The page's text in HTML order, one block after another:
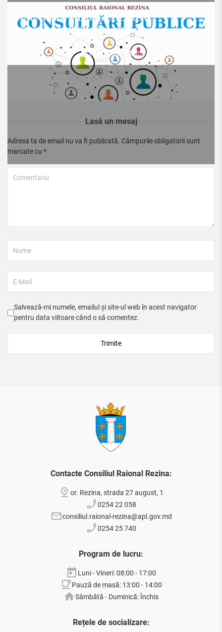
ANUNȚ PRIVIND ORGANIZAREA
CONSULTĂRILOR PUBLICE
15 mai, 2026/ 0
Lasă un mesaj
Adresa ta de email nu va fi publicată. Câmpurile obligatorii sunt
marcate cu *
Salvează-mi numele, emailul și site-ul web în acest navigator
pentru data viitoare când o să comentez.
Contacte Consiliul Raional Rezina:
or. Rezina, strada 27 august, 1
0254 22 058
consiliul.raional-rezina@apl.gov.md
0254 25 740
Program de lucru:
Luni - Vineri: 08:00 - 17:00
Pauză de masă: 13:00 - 14:00
Sâmbătă - Duminică: Închis
Rețele de socializare: